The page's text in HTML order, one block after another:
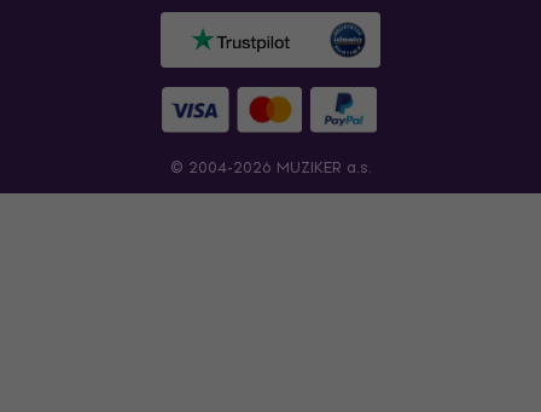
© 2004-2026 MUZIKER a.s.